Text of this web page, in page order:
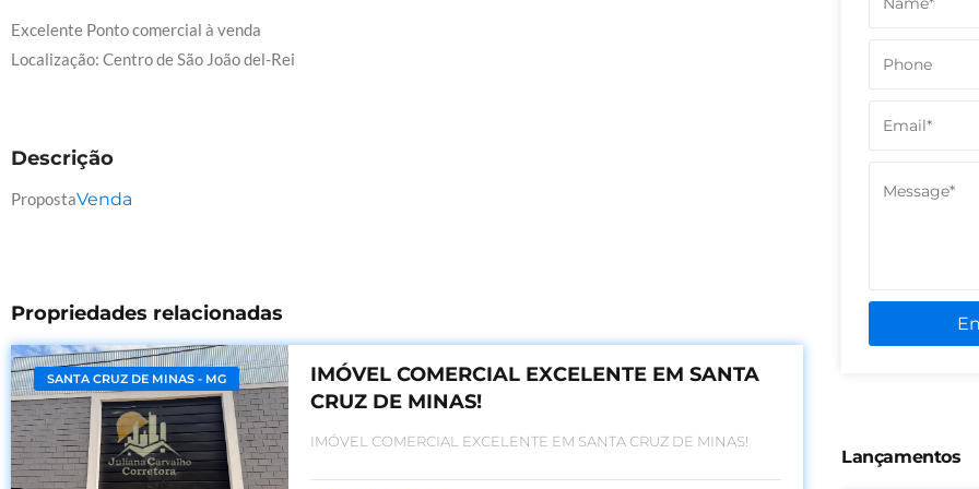
Excelente Ponto comercial à venda
Localização: Centro de São João del-Rei
Descrição
PropostaVenda
Propriedades relacionadas
SANTA CRUZ DE MINAS - MG
IMÓVEL COMERCIAL EXCELENTE EM SANTA
CRUZ DE MINAS!
IMÓVEL COMERCIAL EXCELENTE EM SANTA CRUZ DE MINAS!
Lançamentos